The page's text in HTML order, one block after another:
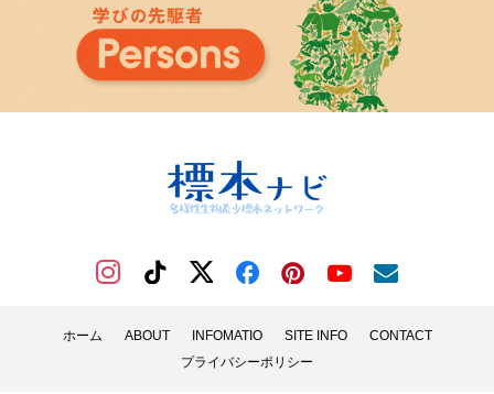
ホーム ABOUT INFOMATIO SITE INFO
CONTACT
プライバシーポリシー